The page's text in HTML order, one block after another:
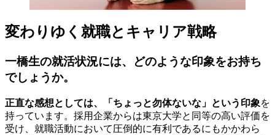
変わりゆく就職とキャリア戦略
一橋生の就活状況には、どのような印象をお持ち
でしょうか。
正直な感想としては、「ちょっと勿体ないな」という印象を
持っています。採用企業からは東京大学と同等の高い評価を
受け、就職活動において圧倒的に有利であるにもかかわら